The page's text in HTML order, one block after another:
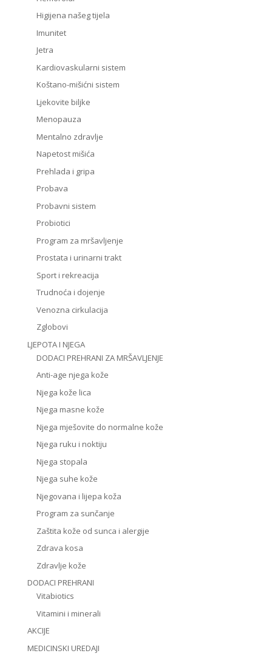
Higijena našeg tijela
Imunitet
Jetra
Kardiovaskularni sistem
Koštano-mišićni sistem
Ljekovite biljke
Menopauza
Mentalno zdravlje
Napetost mišića
Prehlada i gripa
Probava
Probavni sistem
Probiotici
Program za mršavljenje
Prostata i urinarni trakt
Sport i rekreacija
Trudnoća i dojenje
Venozna cirkulacija
Zglobovi
LJEPOTA I NJEGA
DODACI PREHRANI ZA MRŠAVLJENJE
Anti-age njega kože
Njega kože lica
Njega masne kože
Njega mješovite do normalne kože
Njega ruku i noktiju
Njega stopala
Njega suhe kože
Njegovana i lijepa koža
Program za sunčanje
Zaštita kože od sunca i alergije
Zdrava kosa
Zdravlje kože
DODACI PREHRANI
Vitabiotics
Vitamini i minerali
AKCIJE
MEDICINSKI UREDAJI